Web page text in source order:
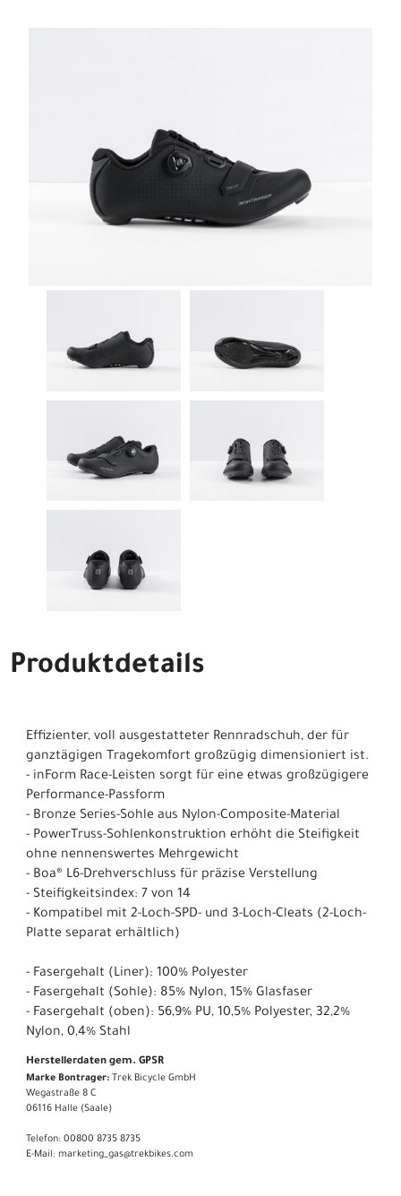
Produktdetails
Effizienter, voll ausgestatteter Rennradschuh, der für
ganztägigen Tragekomfort großzügig dimensioniert ist.
- inForm Race-Leisten sorgt für eine etwas großzügigere
Performance-Passform
- Bronze Series-Sohle aus Nylon-Composite-Material
- PowerTruss-Sohlenkonstruktion erhöht die Steifigkeit
ohne nennenswertes Mehrgewicht
- Boa® L6-Drehverschluss für präzise Verstellung
- Steifigkeitsindex: 7 von 14
- Kompatibel mit 2-Loch-SPD- und 3-Loch-Cleats (2-Loch-
Platte separat erhältlich)
- Fasergehalt (Liner): 100% Polyester
- Fasergehalt (Sohle): 85% Nylon, 15% Glasfaser
- Fasergehalt (oben): 56,9% PU, 10,5% Polyester, 32,2%
Nylon, 0,4% Stahl
Herstellerdaten gem. GPSR
Marke Bontrager: Trek Bicycle GmbH
Wegastraße 8 C
06116 Halle (Saale)
Telefon: 00800 8735 8735
E-Mail: marketing_gas@trekbikes.com